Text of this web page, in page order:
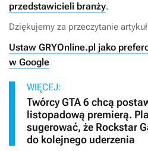
przedstawicieli branży.
Dziękujemy za przeczytanie
Ustaw GRYOnline.pl jako
w Google
WIĘCEJ:
Twórcy GTA 6 chcą
listopadową premierą.
sugerować, że Rockstar
do kolejnego uderzenia